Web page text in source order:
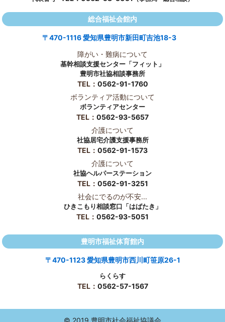
総合福祉会館内
〒470-1116 愛知県豊明市新田町吉池18-3
障がい・難病について
基幹相談支援センター「フィット」
豊明市社協相談事務所
TEL： 0562-91-1760
ボランティア活動について
ボランティアセンター
TEL： 0562-93-5657
介護について
社協居宅介護支援事務所
TEL： 0562-91-1573
介護について
社協ヘルパーステーション
TEL： 0562-91-3251
社会にでるのが不安...
ひきこもり相談窓口「はばたき」
TEL： 0562-93-5051
豊明市福祉体育館内
〒470-1123 愛知県豊明市西川町笹原26-1
らくらす
TEL： 0562-57-1567
© 2019 豊明市社会福祉協議会